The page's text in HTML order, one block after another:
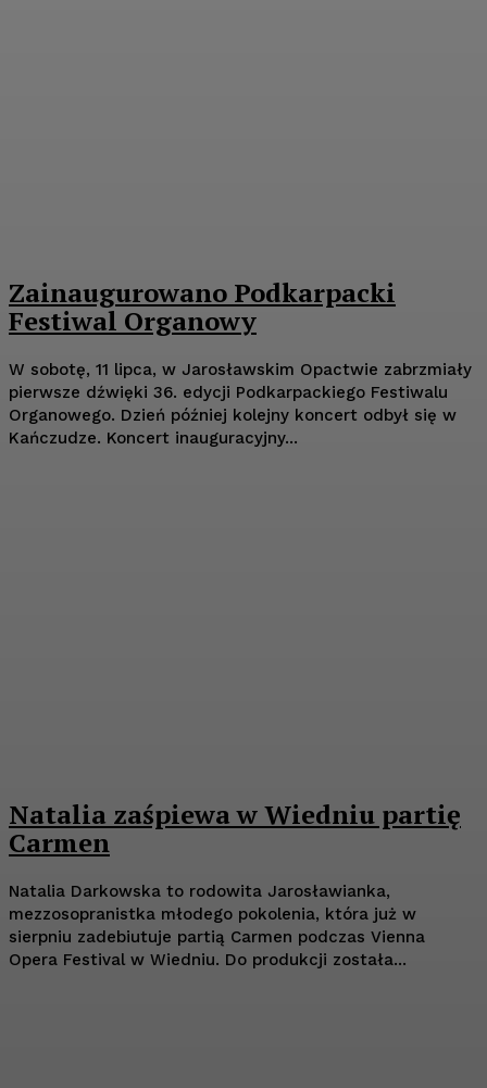
Zainaugurowano Podkarpacki
Festiwal Organowy
W sobotę, 11 lipca, w Jarosławskim Opactwie zabrzmiały
pierwsze dźwięki 36. edycji Podkarpackiego Festiwalu
Organowego. Dzień później kolejny koncert odbył się w
Kańczudze. Koncert inauguracyjny...
Natalia zaśpiewa w Wiedniu partię
Carmen
Natalia Darkowska to rodowita Jarosławianka,
mezzosopranistka młodego pokolenia, która już w
sierpniu zadebiutuje partią Carmen podczas Vienna
Opera Festival w Wiedniu. Do produkcji została...